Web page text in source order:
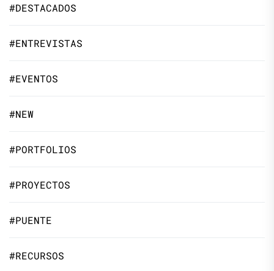
#DESTACADOS
#ENTREVISTAS
#EVENTOS
#NEW
#PORTFOLIOS
#PROYECTOS
#PUENTE
#RECURSOS